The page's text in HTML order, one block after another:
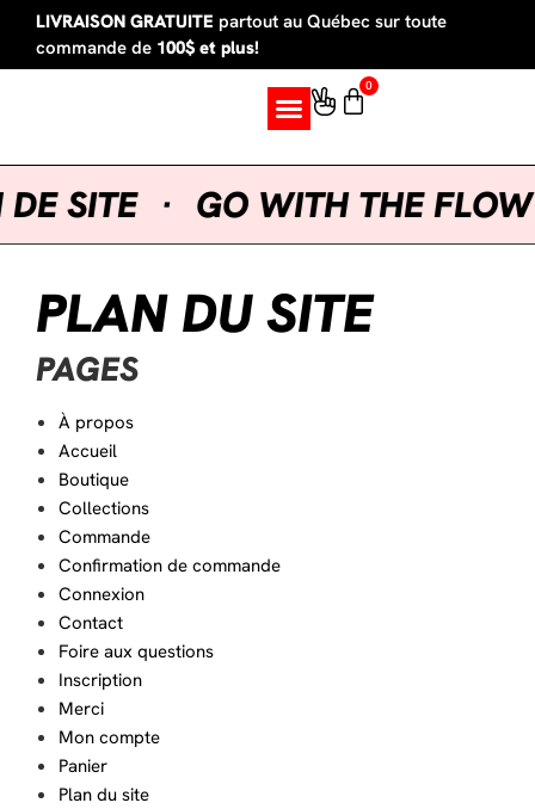
LIVRAISON GRATUITE partout au Québec sur toute
commande de 100$ et plus!
0
SITE · GO WITH THE FLOW
PLAN DU SITE
PAGES
À propos
Accueil
Boutique
Collections
Commande
Confirmation de commande
Connexion
Contact
Foire aux questions
Inscription
Merci
Mon compte
Panier
Plan du site